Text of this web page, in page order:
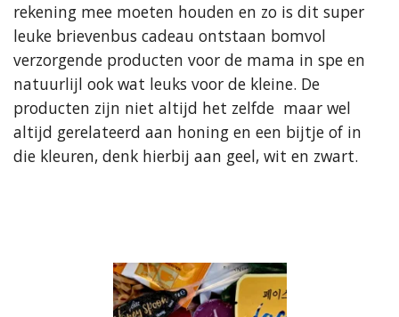
rekening mee moeten houden en zo is dit super
leuke brievenbus cadeau ontstaan bomvol
verzorgende producten voor de mama in spe en
natuurlijl ook wat leuks voor de kleine. De
producten zijn niet altijd het zelfde maar wel
altijd gerelateerd aan honing en een bijtje of in
die kleuren, denk hierbij aan geel, wit en zwart.